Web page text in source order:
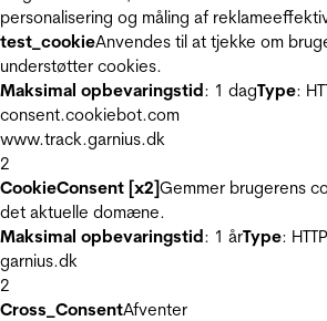
personalisering og måling af
test_cookieAnvendes til at tjekke om
understøtter cookies.
Maksimal opbevaringstid: 1 dagType:
consent.cookiebot.com
www.track.garnius.dk
2
CookieConsent [x2]Gemmer brugerens
det aktuelle domæne.
Maksimal opbevaringstid: 1 årType:
garnius.dk
2
Cross_ConsentAfventer